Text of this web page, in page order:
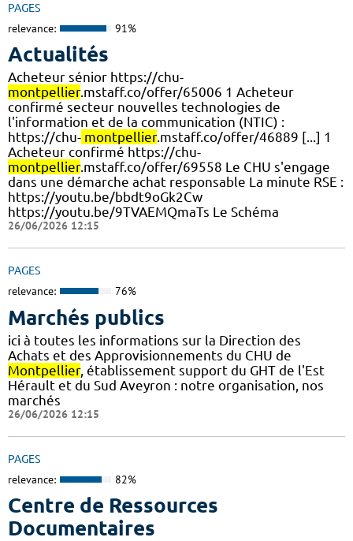
PAGES
relevance: 91%
Actualités
Acheteur sénior https://chu-
montpellier.mstaff.co/offer/65006 1 Acheteur
confirmé secteur nouvelles technologies de
l'information et de la communication (NTIC) :
https://chu- montpellier.mstaff.co/offer/46889 [...] 1
Acheteur confirmé https://chu-
montpellier.mstaff.co/offer/69558 Le CHU s'engage
dans une démarche achat responsable La minute RSE :
https://youtu.be/bbdt9oGk2Cw
https://youtu.be/9TVAEMQmaTs Le Schéma
26/06/2026 12:15
PAGES
relevance: 76%
Marchés publics
ici à toutes les informations sur la Direction des
Achats et des Approvisionnements du CHU de
Montpellier, établissement support du GHT de l'Est
Hérault et du Sud Aveyron : notre organisation, nos
marchés
26/06/2026 12:15
PAGES
relevance: 82%
Centre de Ressources
Documentaires